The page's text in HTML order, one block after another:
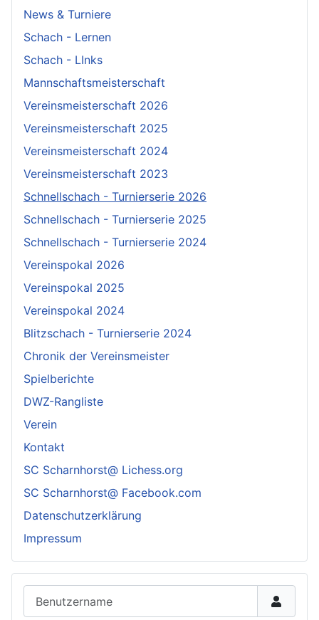
News & Turniere
Schach - Lernen
Schach - LInks
Mannschaftsmeisterschaft
Vereinsmeisterschaft 2026
Vereinsmeisterschaft 2025
Vereinsmeisterschaft 2024
Vereinsmeisterschaft 2023
Schnellschach - Turnierserie 2026
Schnellschach - Turnierserie 2025
Schnellschach - Turnierserie 2024
Vereinspokal 2026
Vereinspokal 2025
Vereinspokal 2024
Blitzschach - Turnierserie 2024
Chronik der Vereinsmeister
Spielberichte
DWZ-Rangliste
Verein
Kontakt
SC Scharnhorst@ Lichess.org
SC Scharnhorst@ Facebook.com
Datenschutzerklärung
Impressum